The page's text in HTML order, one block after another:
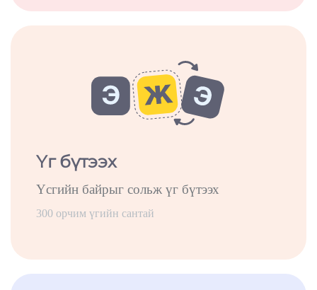
Үг бүтээх
Үсгийн байрыг сольж үг бүтээх
300 орчим үгийн сантай